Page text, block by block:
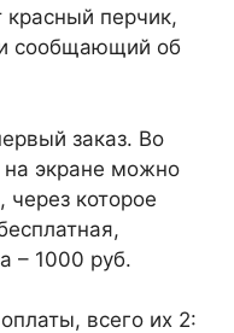
перчик,
сообщающий об
заказ. Во
экране можно
которое
– 1000 руб.
всего их 2: